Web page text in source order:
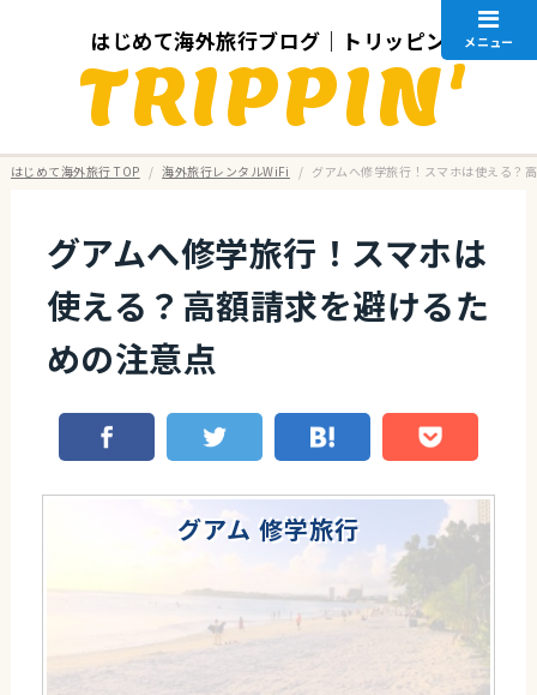
はじめて海外旅行ブログ｜トリッピン
TRIPPIN'
はじめて海外旅行 TOP / 海外旅行レンタルWiFi / グアムへ修学旅行！スマホは使える？
グアムへ修学旅行！スマホは
使える？高額請求を避けるた
めの注意点
グアム 修学旅行
メニュー